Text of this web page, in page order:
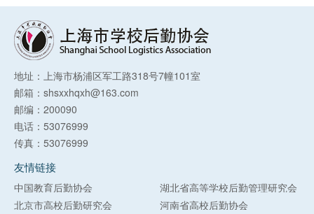
地址：上海市杨浦区军工路318号7幢101室
邮箱：shsxxhqxh@163.com
邮编：200090
电话：53076999
传真：53076999
友情链接
中国教育后勤协会
湖北省高等学校后勤管理研究会
北京市高校后勤研究会
河南省高校后勤协会